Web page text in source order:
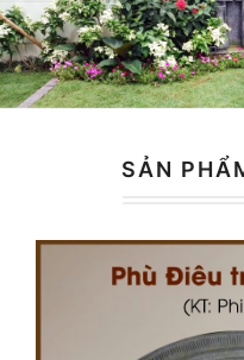
SẢN